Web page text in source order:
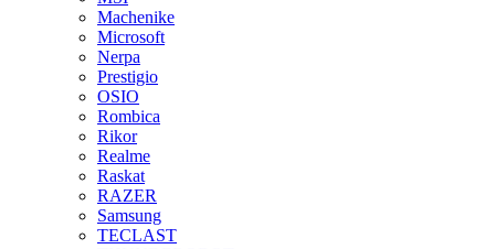
Machenike
Microsoft
Nerpa
Prestigio
OSIO
Rombica
Rikor
Realme
Raskat
RAZER
Samsung
TECLAST